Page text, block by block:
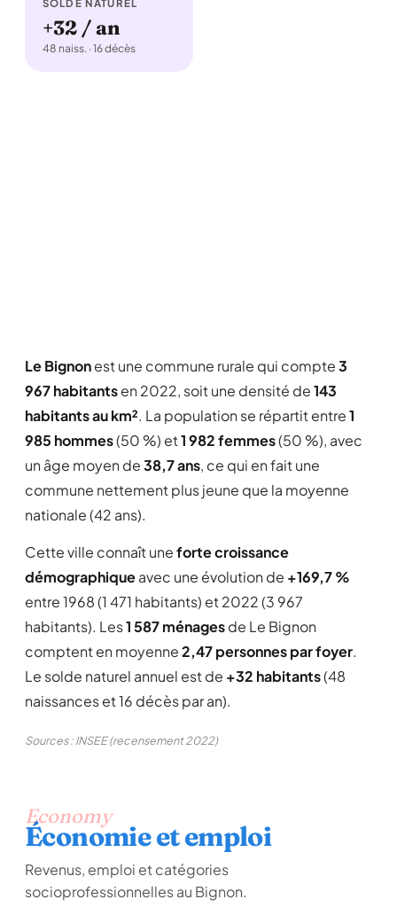
SOLDE NATUREL
+32 / an
48 naiss. · 16 décès
Le Bignonest une commune rurale qui compte3
967 habitantsen 2022, soit une densité de143
habitants au km². La population se répartit entre1
985 hommes(50 %) et1 982 femmes(50 %), avec
un âge moyen de38,7 ans, ce qui en fait une
commune nettement plus jeune que la moyenne
nationale (42 ans).
Cette ville connaît uneforte croissance
démographiqueavec une évolution de +169,7 %
entre 1968 (1 471 habitants) et 2022 (3 967
habitants). Les1 587 ménagesde Le Bignon
comptent en moyenne2,47 personnes par foyer.
Le solde naturel annuel est de +32 habitants(48
naissances et 16 décès par an).
Sources : INSEE (recensement 2022)
Economy
Économie et emploi
Revenus, emploi et catégories
socioprofessionnelles au Bignon.